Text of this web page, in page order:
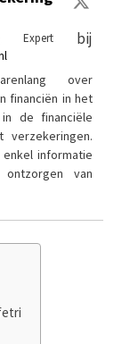
Expertbij
over
financiën in het
de financiële
informatie
van